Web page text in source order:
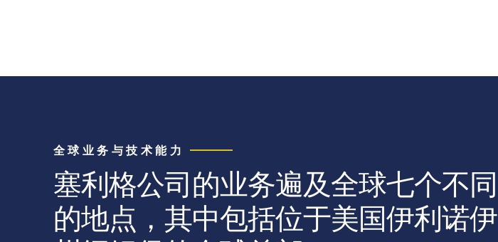
全球业务与技术能力
塞利格公司的业务遍及全球七个不同
的地点，其中包括位于美国伊利诺伊